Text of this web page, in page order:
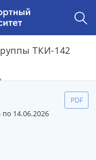
ТКИ-142
по 14.06.2026
PDF